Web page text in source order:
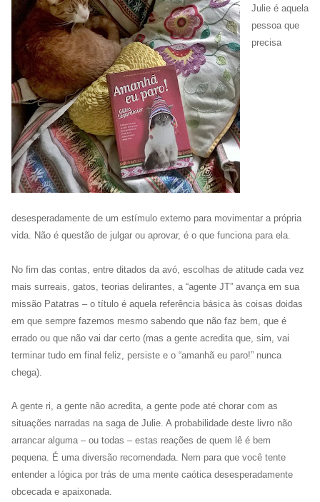
Julie é aquela
pessoa que
precisa
desesperadamente de um estímulo externo para movimentar a própria
vida. Não é questão de julgar ou aprovar, é o que funciona para ela.
No fim das contas, entre ditados da avó, escolhas de atitude cada vez
mais surreais, gatos, teorias delirantes, a “agente JT” avança em sua
missão Patatras – o título é aquela referência básica às coisas doidas
em que sempre fazemos mesmo sabendo que não faz bem, que é
errado ou que não vai dar certo (mas a gente acredita que, sim, vai
terminar tudo em final feliz, persiste e o “amanhã eu paro!” nunca
chega).
A gente ri, a gente não acredita, a gente pode até chorar com as
situações narradas na saga de Julie. A probabilidade deste livro não
arrancar alguma – ou todas – estas reações de quem lê é bem
pequena. É uma diversão recomendada. Nem para que você tente
entender a lógica por trás de uma mente caótica desesperadamente
obcecada e apaixonada.